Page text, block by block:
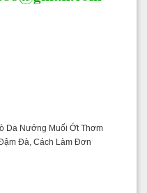
Da Nướng Muối Ớt Thơm
Đà, Cách Làm Đơn